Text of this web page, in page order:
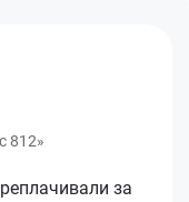
812»
за